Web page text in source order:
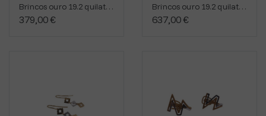
Brincos ouro 19.2 quilates BR800/1/90807
379,00 €
Brincos ouro 19.2 quilates OKK0186
637,00 €